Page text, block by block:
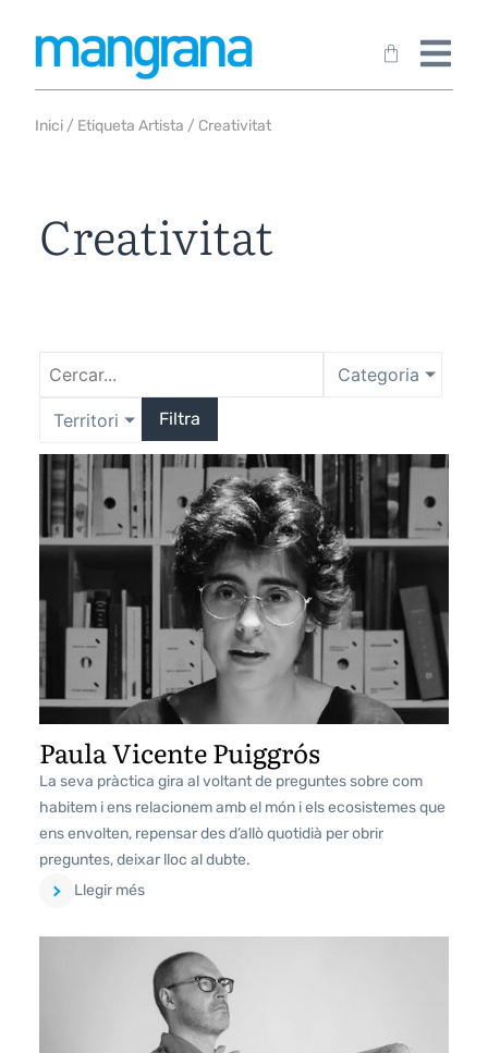
Inici / Etiqueta Artista / Creativitat
Creativitat
Categoria
Territori Filtra
Paula Vicente Puiggrós
La seva pràctica gira al voltant de preguntes sobre com
habitem i ens relacionem amb el món i els ecosistemes que
ens envolten, repensar des d’allò quotidià per obrir
preguntes, deixar lloc al dubte.
Llegir més